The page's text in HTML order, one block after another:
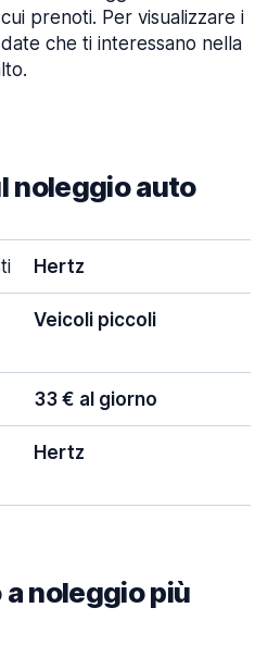
prenoti. Per visualizzare i
che ti interessano nella
noleggio auto
Hertz
Veicoli piccoli
33 € al giorno
Hertz
a noleggio più